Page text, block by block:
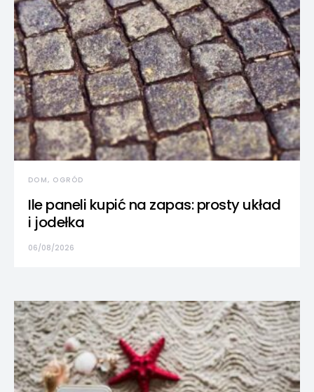
DOM, OGRÓD
Ile paneli kupić na zapas: prosty układ
i jodełka
06/08/2026